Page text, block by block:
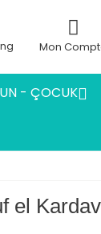
Mon
- ÇOCUK
el